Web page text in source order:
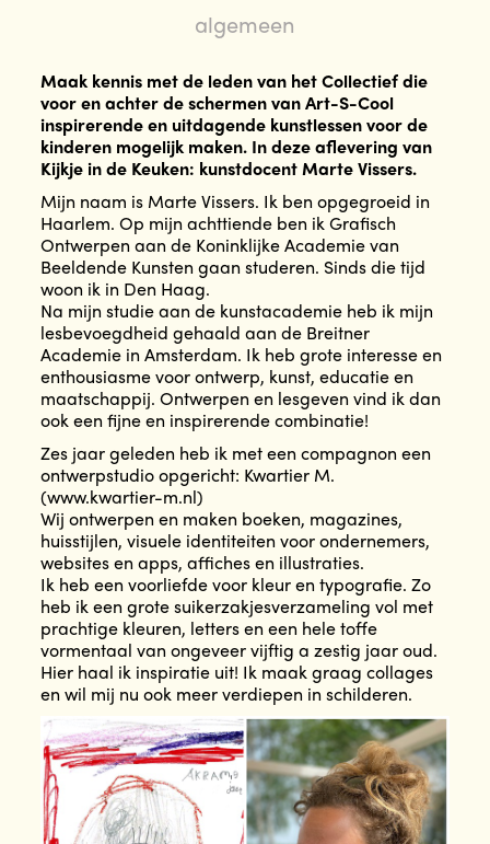
algemeen
Maak kennis met de leden van het Collectief die
voor en achter de schermen van Art-S-Cool
inspirerende en uitdagende kunstlessen voor de
kinderen mogelijk maken. In deze aflevering van
Kijkje in de Keuken: kunstdocent Marte Vissers.
Mijn naam is Marte Vissers. Ik ben opgegroeid in
Haarlem. Op mijn achttiende ben ik Grafisch
Ontwerpen aan de Koninklijke Academie van
Beeldende Kunsten gaan studeren. Sinds die tijd
woon ik in Den Haag.
Na mijn studie aan de kunstacademie heb ik mijn
lesbevoegdheid gehaald aan de Breitner
Academie in Amsterdam. Ik heb grote interesse en
enthousiasme voor ontwerp, kunst, educatie en
maatschappij. Ontwerpen en lesgeven vind ik dan
ook een fijne en inspirerende combinatie!
Zes jaar geleden heb ik met een compagnon een
ontwerpstudio opgericht: Kwartier M.
(www.kwartier-m.nl)
Wij ontwerpen en maken boeken, magazines,
huisstijlen, visuele identiteiten voor ondernemers,
websites en apps, affiches en illustraties.
Ik heb een voorliefde voor kleur en typografie. Zo
heb ik een grote suikerzakjesverzameling vol met
prachtige kleuren, letters en een hele toffe
vormentaal van ongeveer vijftig a zestig jaar oud.
Hier haal ik inspiratie uit! Ik maak graag collages
en wil mij nu ook meer verdiepen in schilderen.